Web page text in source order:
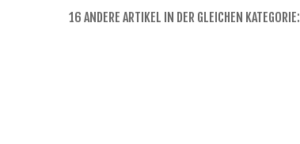
16 ANDERE ARTIKEL IN DER GLEICHEN KATEGORIE: